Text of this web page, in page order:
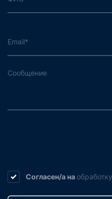
Согласен/а на обработку